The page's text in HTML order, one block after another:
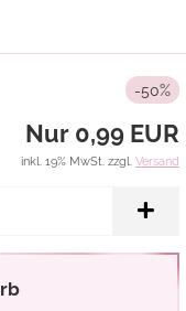
-50%
Nur 0,99 EUR
inkl. 19% MwSt. zzgl. Versand